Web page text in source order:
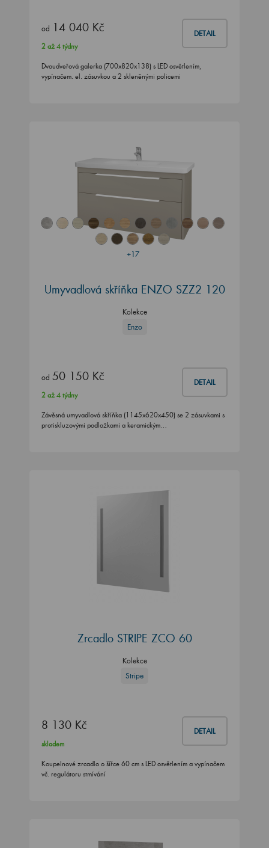
od 14 040 Kč DETAIL
2 až 4 týdny
Dvoudveřová galerka (700x820x138) s LED osvětlením,
vypínačem. el. zásuvkou a 2 skleněnými policemi
+17
Umyvadlová skříňka ENZO SZZ2 120
Kolekce
Enzo
od 50 150 Kč DETAIL
2 až 4 týdny
Závěsná umyvadlová skříňka (1145x620x450) se 2 zásuvkami s
protiskluzovými podložkami a keramickým…
Zrcadlo STRIPE ZCO 60
Kolekce
Stripe
8 130 Kč DETAIL
skladem
Koupelnové zrcadlo o šířce 60 cm s LED osvětlením a vypínačem
vč. regulátoru stmívání